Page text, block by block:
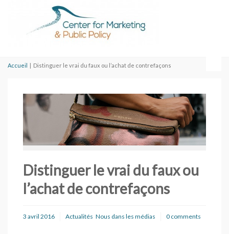
Accueil | Distinguer le vrai du faux ou l’achat de contrefaçons
Distinguer le vrai du faux ou
l’achat de contrefaçons
3 avril 2016 Actualités Nous dans les médias 0 comments